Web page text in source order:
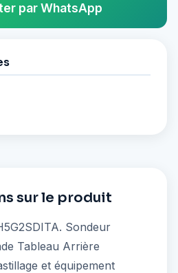
par WhatsApp
sur le produit
Sondeur
Tableau Arrière
et équipement